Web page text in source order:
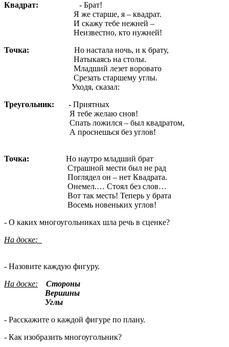
Квадрат:
- Брат!
Я же старше, я – квадрат.
И скажу тебе нежней –
Неизвестно, кто нужней!
Точка:
Но настала ночь, и к брату,
Натыкаясь на столы.
Младший лезет воровато
Срезать старшему углы.
Уходя, сказал:
Треугольник: - Приятных
Я тебе желаю снов!
Спать ложился – был квадратом,
А проснешься без углов!
Точка: Но наутро младший брат
Страшной мести был не рад
Поглядел он – нет Квадрата.
Онемел.… Стоял без слов…
Вот так месть! Теперь у брата
Восемь новеньких углов!
- О каких многоугольниках шла речь в сценке?
На доске:
- Назовите каждую фигуру.
На доске:
Стороны
Вершины
Углы
- Расскажите о каждой фигуре по плану.
- Как изобразить многоугольник?